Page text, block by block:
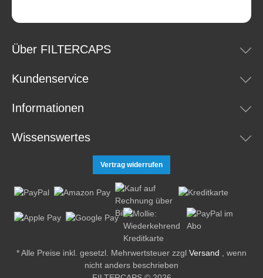
Über FILTERCAPS
Kundenservice
Informationen
Wissenswertes
Vertrag widerrufen
* Alle Preise inkl. gesetzl. Mehrwertsteuer zzgl Versand , wenn
nicht anders beschrieben